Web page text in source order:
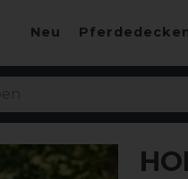
Neu